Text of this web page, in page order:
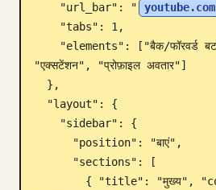
    "url_bar": "
youtube.com
"एक्सटेंशन", "प्रोफ़ाइल अवतार"]